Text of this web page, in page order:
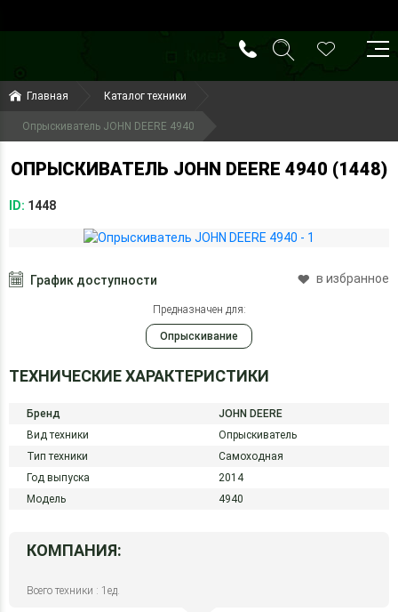
(099) 644-79-22
(050) 416-93-27
Главная Каталог техники
Опрыскиватель JOHN DEERE 4940
ОПРЫСКИВАТЕЛЬ JOHN DEERE 4940 (1448)
ID: 1448
График доступности в избранное
Предназначен для:
Опрыскивание
ТЕХНИЧЕСКИЕ ХАРАКТЕРИСТИКИ
Бренд
JOHN DEERE
Вид техники
Опрыскиватель
Тип техники
Самоходная
Год выпуска
2014
Модель
4940
КОМПАНИЯ:
Всего техники : 1ед.